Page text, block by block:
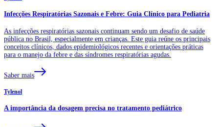
Infecções Respiratórias Sazonais e Febre: Guia Clínico para Pediatria
As infecções respiratórias sazonais continuam sendo um desafio de saúde
pública no Brasil, especialmente em crianças. Este guia reúne os principais
conceitos clínicos, dados epidemiológicos recentes e orientações práticas
para o manejo da febre e das síndromes respiratórias agudas.
Saber mais
Tylenol
A importância da dosagem precisa no tratamento pediátrico